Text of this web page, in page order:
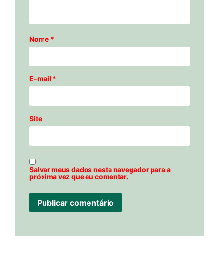
Nome *
E-mail *
Site
Salvar meus dados neste navegador para a
próxima vez que eu comentar.